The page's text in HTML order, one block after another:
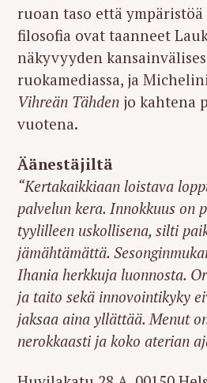
ruoan taso että
filosofia ovat taanneet
näkyvyyden
ruokamediassa, ja
Vihreän Tähden jo kahtena
vuotena.
Äänestäjiltä
“Kertakaikkiaan loistava
palvelun kera. Innokkuus on
tyylilleen uskollisena, silti
jämähtämättä.
Ihania herkkuja luonnosta.
ja taito sekä innovointikyky
jaksaa aina yllättää. Menut
nerokkaasti ja koko aterian